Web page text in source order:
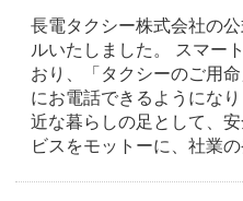
長電タクシー株式会社の
ルいたしました。 スマー
おり、「タクシーのご用
にお電話できるようにな
近な暮らしの足として、
ビスをモットーに、社業